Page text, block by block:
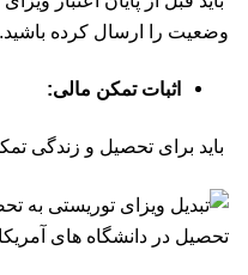
وضعیت را ارسال کرده باشید.
اثبات تمکن مالی:
باید برای تحصیل و زندگی
تحصیل در دانشگاه های آمریکا